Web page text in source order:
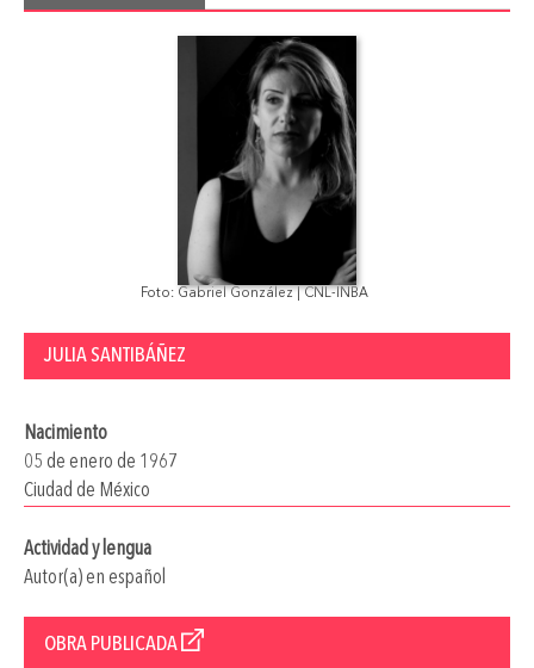
Foto: Gabriel González | CNL-INBA
JULIA SANTIBÁÑEZ
Nacimiento
05 de enero de 1967
Ciudad de México
Actividad y lengua
Autor(a) en español
OBRA PUBLICADA